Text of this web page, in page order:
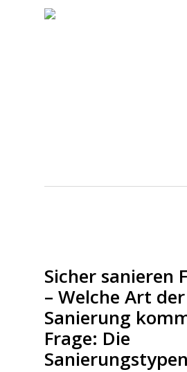
Sicher sanieren
– Welche Art der
Sanierung
Frage: Die
Sanierungstypen